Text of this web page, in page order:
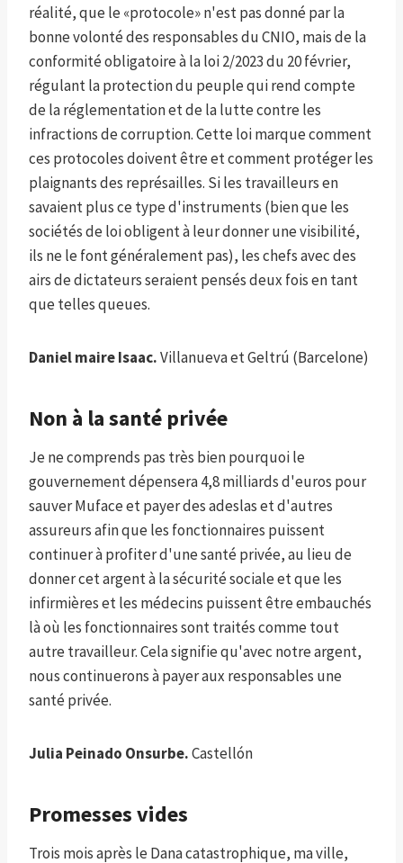
réalité, que le «protocole» n'est pas donné par la
bonne volonté des responsables du CNIO, mais de la
conformité obligatoire à la loi 2/2023 du 20 février,
régulant la protection du peuple qui rend compte
de la réglementation et de la lutte contre les
infractions de corruption. Cette loi marque comment
ces protocoles doivent être et comment protéger les
plaignants des représailles. Si les travailleurs en
savaient plus ce type d'instruments (bien que les
sociétés de loi obligent à leur donner une visibilité,
ils ne le font généralement pas), les chefs avec des
airs de dictateurs seraient pensés deux fois en tant
que telles queues.
Daniel maire Isaac.Villanueva et Geltrú (Barcelone)
Non à la santé privée
Je ne comprends pas très bien pourquoi le
gouvernement dépensera 4,8 milliards d'euros pour
sauver Muface et payer des adeslas et d'autres
assureurs afin que les fonctionnaires puissent
continuer à profiter d'une santé privée, au lieu de
donner cet argent à la sécurité sociale et que les
infirmières et les médecins puissent être embauchés
là où les fonctionnaires sont traités comme tout
autre travailleur. Cela signifie qu'avec notre argent,
nous continuerons à payer aux responsables une
santé privée.
Julia Peinado Onsurbe.Castellón
Promesses vides
Trois mois après le Dana catastrophique, ma ville,